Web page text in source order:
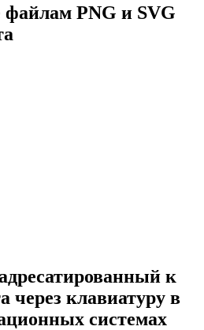
файлам PNG и SVG
к
через клавиатуру в
системах